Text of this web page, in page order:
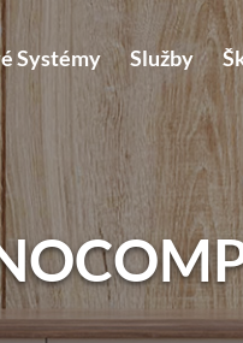
Systémy Služby